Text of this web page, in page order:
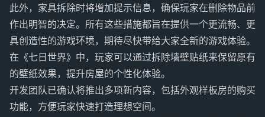
此外，家具拆除时将增加提示信息，确保玩家在删除物品前
作出明智的决定。所有这些措施都旨在提供一个更流畅、更
具创造性的游戏环境，期待尽快带给大家全新的游戏体验。
在《七日世界》中，玩家可以通过拆除墙壁贴纸来保留原有
的壁纸效果，提升房屋的个性化体验。
开发团队已确认将推出多项新内容，包括外观样板房的购买
功能，方便玩家快速打造理想空间。